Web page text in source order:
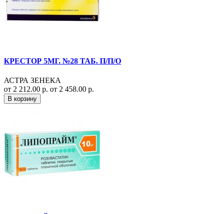
КРЕСТОР 5МГ. №28 ТАБ. П/П/О
АСТРА ЗЕНЕКА
от 2 212.00 р. от 2 458.00 р.
В корзину